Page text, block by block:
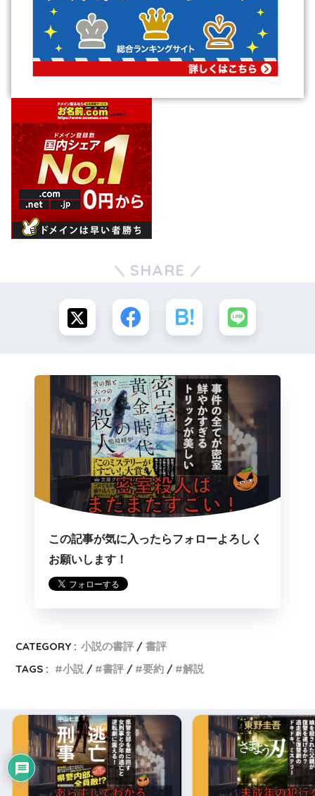
SHARE
この記事が気に入ったらフォローよろしく
お願いします！
CATEGORY : 小説の書評
書評
TAGS :
小説 書評 要約 解説